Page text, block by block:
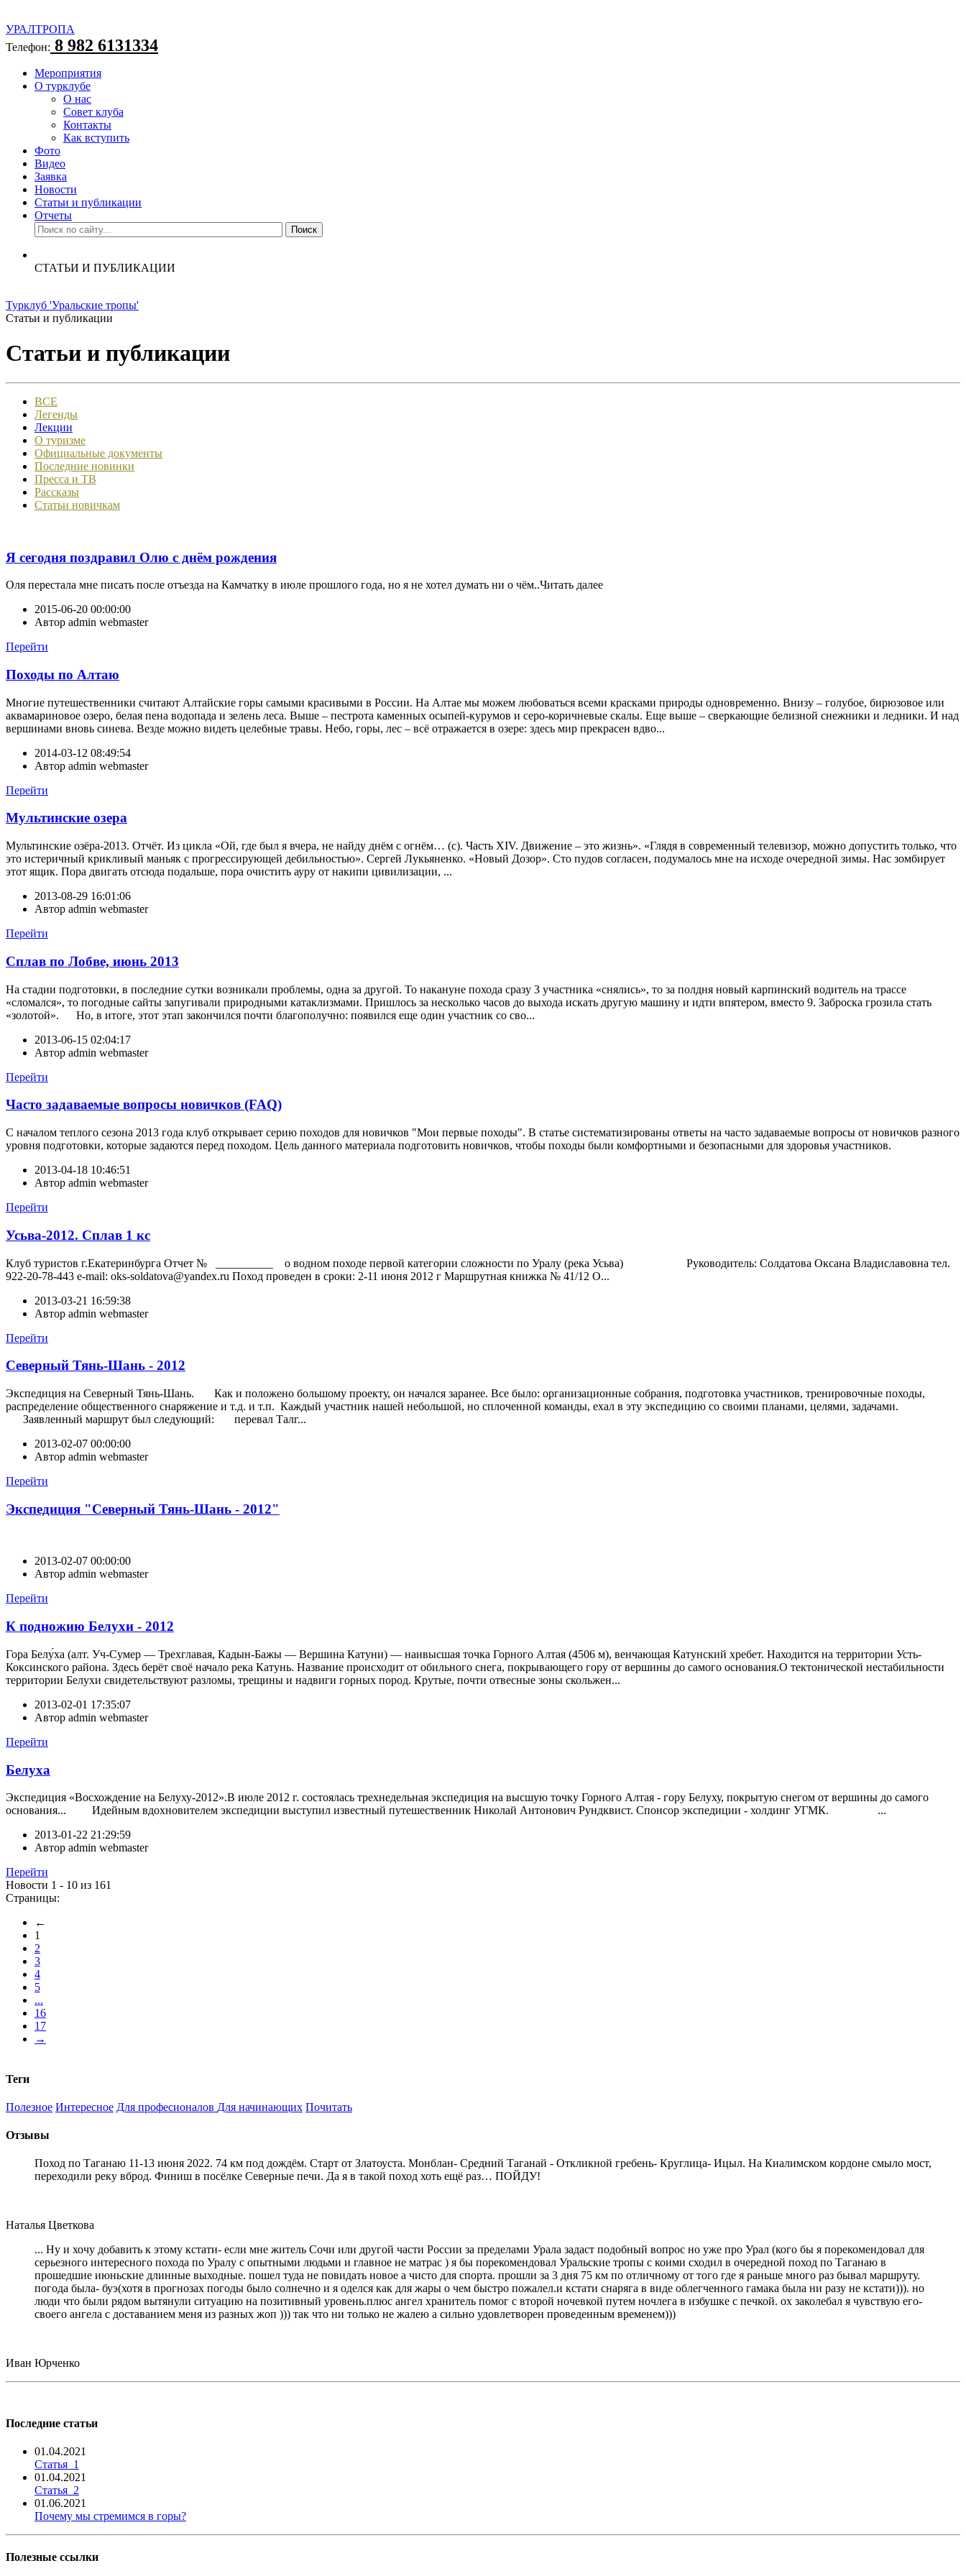
УРАЛТРОПА
Телефон: 8 982 6131334
Мероприятия
О турклубе
О нас
Совет клуба
Контакты
Как вступить
Фото
Видео
Заявка
Новости
Статьи и публикации
Отчеты
СТАТЬИ И ПУБЛИКАЦИИ
Турклуб 'Уральские тропы'
Статьи и публикации
Статьи и публикации
ВСЕ
Легенды
Лекции
О туризме
Официальные документы
Последние новинки
Пресса и ТВ
Рассказы
Статьи новичкам
Я сегодня поздравил Олю с днём рождения
Оля перестала мне писать после отъезда на Камчатку в июле прошлого года, но я не хотел думать ни о чём..Читать далее
2015-06-20 00:00:00
Автор admin webmaster
Перейти
Походы по Алтаю
Многие путешественники считают Алтайские горы самыми красивыми в России. На Алтае мы можем любоваться всеми красками природы одновременно. Внизу – голубое, бирюзовое или
аквамариновое озеро, белая пена водопада и зелень леса. Выше – пестрота каменных осыпей-курумов и серо-коричневые скалы. Еще выше – сверкающие белизной снежники и ледники. И над
вершинами вновь синева. Везде можно видеть целебные травы. Небо, горы, лес – всё отражается в озере: здесь мир прекрасен вдво...
2014-03-12 08:49:54
Автор admin webmaster
Перейти
Мультинские озера
Мультинские озёра-2013. Отчёт. Из цикла «Ой, где был я вчера, не найду днём с огнём… (с). Часть XIV. Движение – это жизнь». «Глядя в современный телевизор, можно допустить только, что
это истеричный крикливый маньяк с прогрессирующей дебильностью». Сергей Лукьяненко. «Новый Дозор». Сто пудов согласен, подумалось мне на исходе очередной зимы. Нас зомбирует
этот ящик. Пора двигать отсюда подальше, пора очистить ауру от накипи цивилизации, ...
2013-08-29 16:01:06
Автор admin webmaster
Перейти
Сплав по Лобве, июнь 2013
На стадии подготовки, в последние сутки возникали проблемы, одна за другой. То накануне похода сразу 3 участника «снялись», то за полдня новый карпинский водитель на трассе
«сломался», то погодные сайты запугивали природными катаклизмами. Пришлось за несколько часов до выхода искать другую машину и идти впятером, вместо 9. Заброска грозила стать
«золотой». Но, в итоге, этот этап закончился почти благополучно: появился еще один участник со сво...
2013-06-15 02:04:17
Автор admin webmaster
Перейти
Часто задаваемые вопросы новичков (FAQ)
С началом теплого сезона 2013 года клуб открывает серию походов для новичков "Мои первые походы". В статье систематизированы ответы на часто задаваемые вопросы от новичков разного
уровня подготовки, которые задаются перед походом. Цель данного материала подготовить новичков, чтобы походы были комфортными и безопасными для здоровья участников.
2013-04-18 10:46:51
Автор admin webmaster
Перейти
Усьва-2012. Сплав 1 кс
Клуб туристов г.Екатеринбурга Отчет № __________ о водном походе первой категории сложности по Уралу (река Усьва) Руководитель: Солдатова Оксана Владиславовна тел.
922-20-78-443 e-mail: oks-soldatova@yandex.ru Поход проведен в сроки: 2-11 июня 2012 г Маршрутная книжка № 41/12 О...
2013-03-21 16:59:38
Автор admin webmaster
Перейти
Северный Тянь-Шань - 2012
Экспедиция на Северный Тянь-Шань. Как и положено большому проекту, он начался заранее. Все было: организационные собрания, подготовка участников, тренировочные походы,
распределение общественного снаряжение и т.д. и т.п. Каждый участник нашей небольшой, но сплоченной команды, ехал в эту экспедицию со своими планами, целями, задачами.
Заявленный маршрут был следующий: перевал Талг...
2013-02-07 00:00:00
Автор admin webmaster
Перейти
Экспедиция "Северный Тянь-Шань - 2012"
2013-02-07 00:00:00
Автор admin webmaster
Перейти
К подножию Белухи - 2012
Гора Белу́ха (алт. Уч-Сумер — Трехглавая, Кадын-Бажы — Вершина Катуни) — наивысшая точка Горного Алтая (4506 м), венчающая Катунский хребет. Находится на территории Усть-
Коксинского района. Здесь берёт своё начало река Катунь. Название происходит от обильного снега, покрывающего гору от вершины до самого основания.О тектонической нестабильности
территории Белухи свидетельствуют разломы, трещины и надвиги горных пород. Крутые, почти отвесные зоны скольжен...
2013-02-01 17:35:07
Автор admin webmaster
Перейти
Белуха
Экспедиция «Восхождение на Белуху-2012».В июле 2012 г. состоялась трехнедельная экспедиция на высшую точку Горного Алтая - гору Белуху, покрытую снегом от вершины до самого
основания... Идейным вдохновителем экспедиции выступил известный путешественник Николай Антонович Рундквист. Спонсор экспедиции - холдинг УГМК. ...
2013-01-22 21:29:59
Автор admin webmaster
Перейти
Новости 1 - 10 из 161
Страницы:
←
1
2
3
4
5
...
16
17
→
Теги
Полезное Интересное Для професионалов Для начинающих Почитать
Отзывы
Поход по Таганаю 11-13 июня 2022. 74 км под дождём. Старт от Златоуста. Монблан- Средний Таганай - Откликной гребень- Круглица- Ицыл. На Киалимском кордоне смыло мост,
переходили реку вброд. Финиш в посёлке Северные печи. Да я в такой поход хоть ещё раз… ПОЙДУ!
Наталья Цветкова
... Ну и хочу добавить к этому кстати- если мне житель Сочи или другой части России за пределами Урала задаст подобный вопрос но уже про Урал (кого бы я порекомендовал для
серьезного интересного похода по Уралу с опытными людьми и главное не матрас ) я бы порекомендовал Уральские тропы с коими сходил в очередной поход по Таганаю в
прошедшие июньские длинные выходные. пошел туда не повидать новое а чисто для спорта. прошли за 3 дня 75 км по отличному от того где я раньше много раз бывал маршруту.
погода была- буэ(хотя в прогнозах погоды было солнечно и я оделся как для жары о чем быстро пожалел.и кстати снаряга в виде облегченного гамака была ни разу не кстати))). но
люди что были рядом вытянули ситуацию на позитивный уровень.плюс ангел хранитель помог с второй ночевкой путем ночлега в избушке с печкой. ох заколебал я чувствую его-
своего ангела с доставанием меня из разных жоп ))) так что ни только не жалею а сильно удовлетворен проведенным временем)))
Иван Юрченко
Последние статьи
01.04.2021
Статья_1
01.04.2021
Статья_2
01.06.2021
Почему мы стремимся в горы?
Полезные ссылки